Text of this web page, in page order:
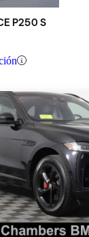
P250 S